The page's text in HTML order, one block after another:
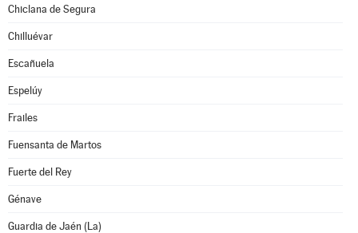
Chiclana de Segura
Chilluévar
Escañuela
Espelúy
Frailes
Fuensanta de Martos
Fuerte del Rey
Génave
Guardia de Jaén (La)